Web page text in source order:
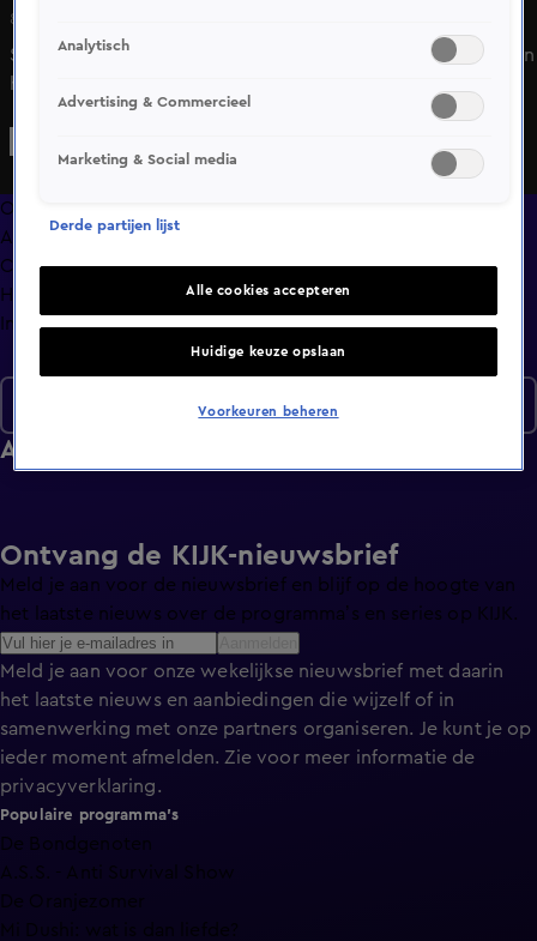
8 apr 2025, 18:54
Sofia heeft niet veel hints nodig om te weten hoe Jimmy in
het leven staat. De sterrenbeelden voorspellen weinig
goeds, en dan hebben ze het niet eens over hun
allebei niet snel stil zullen vallen. Patrick kan een geinige
tattoo wel waarderen en vindt Suzanne nu al een vrouw
om flink in te investeren.
Overzicht
Afleveringen
Clips
Hoe is het nu met?
Info
Afleveringen
Ontvang de KIJK-nieuwsbrief
Meld je aan voor de nieuwsbrief en blijf op de hoogte van
het laatste nieuws over de programma’s en series op KIJK.
Meld je aan voor onze wekelijkse nieuwsbrief met daarin
het laatste nieuws en aanbiedingen die wijzelf of in
samenwerking met onze partners organiseren. Je kunt je op
ieder moment afmelden. Zie voor meer informatie de
privacyverklaring.
Populaire programma's
De Bondgenoten
A.S.S. - Anti Survival Show
De Oranjezomer
Mi Dushi: wat is dan liefde?
Analytisch
Advertising & Commercieel
Marketing & Social media
Derde partijen lijst
Alle cookies accepteren
Huidige keuze opslaan
Voorkeuren beheren